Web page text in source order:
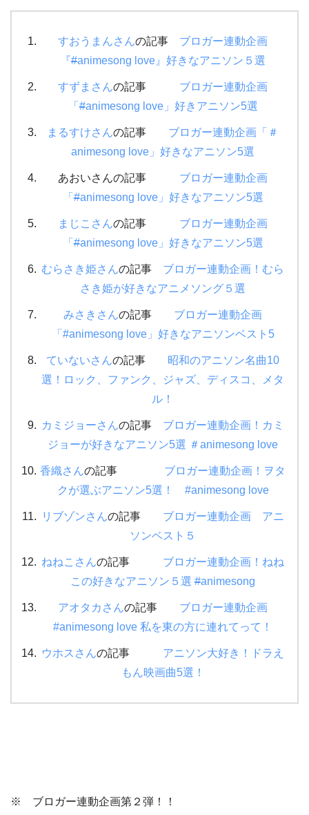
すおうまんさんの記事 ブロガー連動企画
『#animesong love』好きなアニソン５選
すずまさんの記事 ブロガー連動企画
「#animesong love」好きアニソン5選
まるすけさんの記事 ブロガー連動企画「＃
animesong love」好きなアニソン5選
あおいさんの記事 ブロガー連動企画
「#animesong love」好きなアニソン5選
まじこさんの記事 ブロガー連動企画
「#animesong love」好きなアニソン5選
むらさき姫さんの記事 ブロガー連動企画！むら
さき姫が好きなアニメソング５選
みさきさんの記事 ブロガー連動企画
「#animesong love」好きなアニソンベスト5
ていないさんの記事 昭和のアニソン名曲10
選！ロック、ファンク、ジャズ、ディスコ、メタ
ル！
カミジョーさんの記事 ブロガー連動企画！カミ
ジョーが好きなアニソン5選 ＃animesong love
香織さんの記事 ブロガー連動企画！ヲタ
クが選ぶアニソン5選！ #animesong love
リブゾンさんの記事 ブロガー連動企画 アニ
ソンベスト５
ねねこさんの記事 ブロガー連動企画！ねね
この好きなアニソン５選 #animesong
アオタカさんの記事 ブロガー連動企画
#animesong love 私を東の方に連れてって！
ウホスさんの記事 アニソン大好き！ドラえ
もん映画曲5選！
※ ブロガー連動企画第２弾！！